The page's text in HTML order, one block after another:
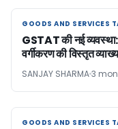
GOODS AND SERVICES
GOODS AND SERVICES
GSTAT की नई
वर्गीकरण की विस्तृत
SANJAY SHARMA3
GOODS AND SERVICES
GOODS AND SERVICES